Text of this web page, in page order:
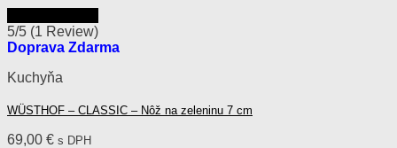
5/5 (1 Review)
Doprava Zdarma
Kuchyňa
WÜSTHOF – CLASSIC – Nôž na zeleninu 7 cm
69,00 € s DPH